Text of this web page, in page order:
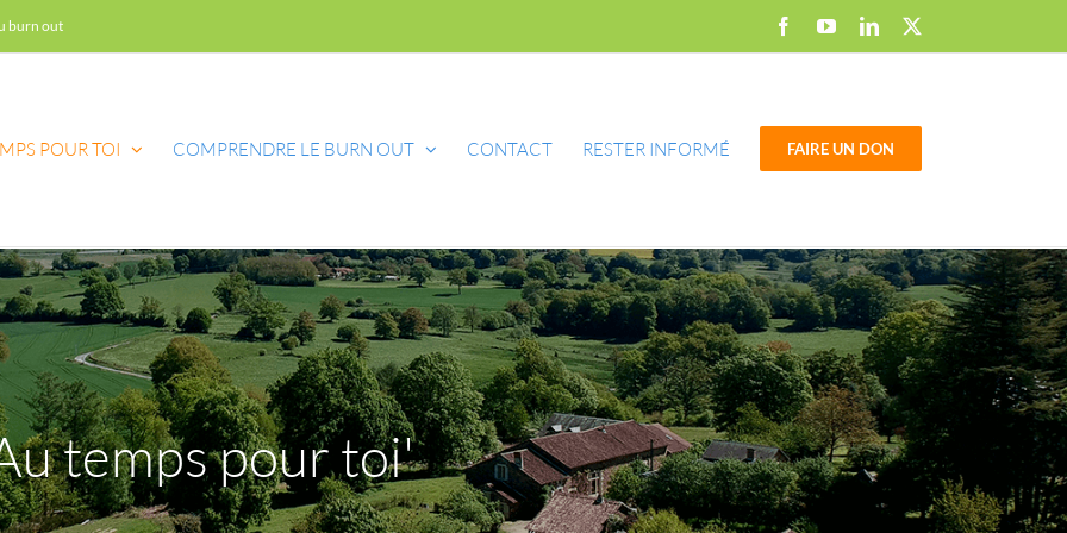
burn out FacebookYouTubeLinkedIn
POUR TOI COMPRENDRE LE BURN OUT CONTACT RESTER INFORMÉ FAIRE UN DON
temps pour toi'